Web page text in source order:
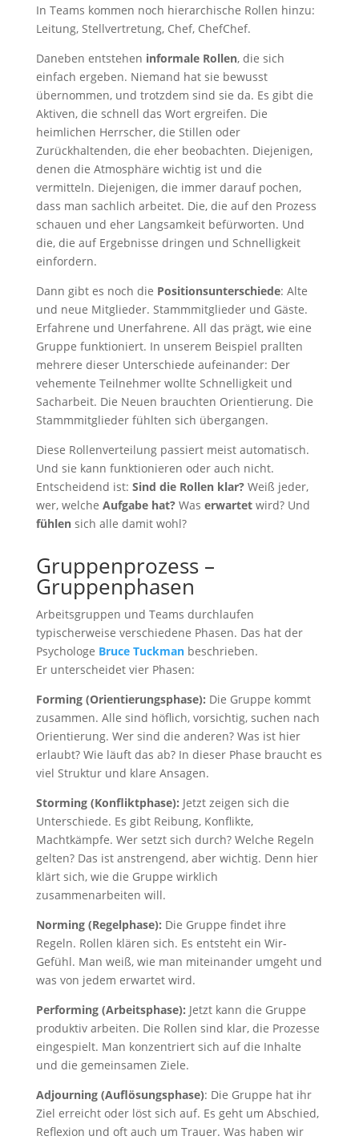
In Teams kommen noch hierarchische Rollen hinzu:
Leitung, Stellvertretung, Chef, ChefChef.
Daneben entstehen informale Rollen, die sich
einfach ergeben. Niemand hat sie bewusst
übernommen, und trotzdem sind sie da. Es gibt die
Aktiven, die schnell das Wort ergreifen. Die
heimlichen Herrscher, die Stillen oder
Zurückhaltenden, die eher beobachten. Diejenigen,
denen die Atmosphäre wichtig ist und die
vermitteln. Diejenigen, die immer darauf pochen,
dass man sachlich arbeitet. Die, die auf den Prozess
schauen und eher Langsamkeit befürworten. Und
die, die auf Ergebnisse dringen und Schnelligkeit
einfordern.
Dann gibt es noch die Positionsunterschiede: Alte
und neue Mitglieder. Stammmitglieder und Gäste.
Erfahrene und Unerfahrene. All das prägt, wie eine
Gruppe funktioniert. In unserem Beispiel prallten
mehrere dieser Unterschiede aufeinander: Der
vehemente Teilnehmer wollte Schnelligkeit und
Sacharbeit. Die Neuen brauchten Orientierung. Die
Stammmitglieder fühlten sich übergangen.
Diese Rollenverteilung passiert meist automatisch.
Und sie kann funktionieren oder auch nicht.
Entscheidend ist: Sind die Rollen klar?Weiß jeder,
wer, welche Aufgabe hat?Was erwartetwird? Und
fühlensich alle damit wohl?
Gruppenprozess –
Gruppenphasen
Arbeitsgruppen und Teams durchlaufen
typischerweise verschiedene Phasen. Das hat der
Psychologe Bruce Tuckmanbeschrieben.
Er unterscheidet vier Phasen:
Forming (Orientierungsphase): Die Gruppe kommt
zusammen. Alle sind höflich, vorsichtig, suchen nach
Orientierung. Wer sind die anderen? Was ist hier
erlaubt? Wie läuft das ab? In dieser Phase braucht es
viel Struktur und klare Ansagen.
Storming (Konfliktphase): Jetzt zeigen sich die
Unterschiede. Es gibt Reibung, Konflikte,
Machtkämpfe. Wer setzt sich durch? Welche Regeln
gelten? Das ist anstrengend, aber wichtig. Denn hier
klärt sich, wie die Gruppe wirklich
zusammenarbeiten will.
Norming (Regelphase): Die Gruppe findet ihre
Regeln. Rollen klären sich. Es entsteht ein Wir-
Gefühl. Man weiß, wie man miteinander umgeht und
was von jedem erwartet wird.
Performing (Arbeitsphase): Jetzt kann die Gruppe
produktiv arbeiten. Die Rollen sind klar, die Prozesse
eingespielt. Man konzentriert sich auf die Inhalte
und die gemeinsamen Ziele.
Adjourning (Auflösungsphase): Die Gruppe hat ihr
Ziel erreicht oder löst sich auf. Es geht um Abschied,
Reflexion und oft auch um Trauer. Was haben wir